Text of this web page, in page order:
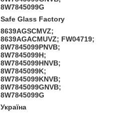
8W7845099G
Safe Glass Factory
8639AGSCMVZ;
8639AGACMUVZ; FW04719;
8W7845099PNVB;
8W7845099H;
8W7845099HNVB;
8W7845099K;
8W7845099KNVB;
8W7845099GNVB;
8W7845099G
Україна